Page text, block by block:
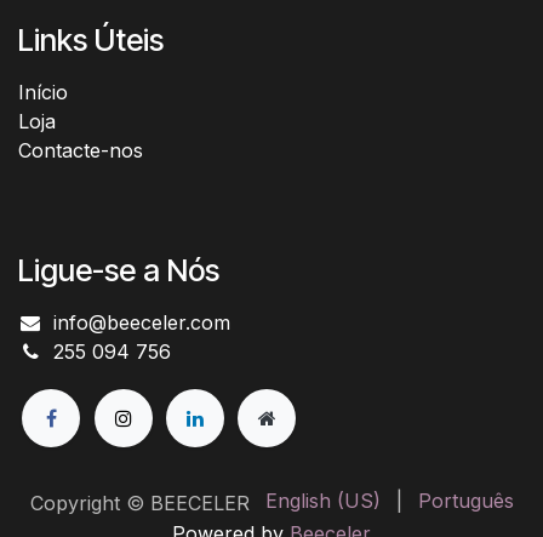
Links Úteis
Início​
Loja
Contacte-nos
Ligue-se a Nós
info@beeceler.com
255 094 756
Copyright © BEECELER English (US)
Português